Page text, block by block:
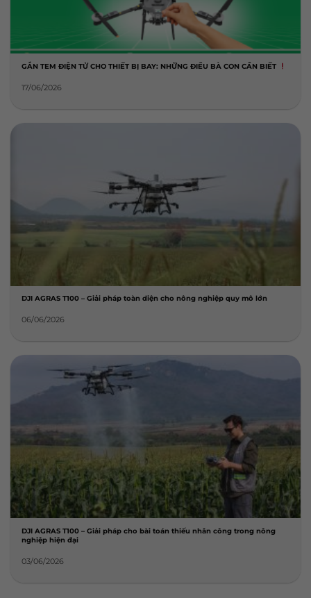
GẮN TEM ĐIỆN TỬ CHO THIẾT BỊ BAY: NHỮNG ĐIỀU BÀ CON CẦN BIẾT
17/06/2026
DJI AGRAS T100 – Giải pháp toàn diện cho nông nghiệp quy mô lớn
06/06/2026
DJI AGRAS T100 – Giải pháp cho bài toán thiếu nhân công trong nông
nghiệp hiện đại
03/06/2026